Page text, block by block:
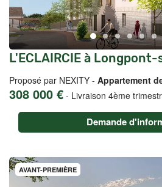
L'ECLAIRCIE à
Proposé par NEXITY - Appartement
308 000 € - Livraison 4ème
Demande
AVANT-PREMIÈRE